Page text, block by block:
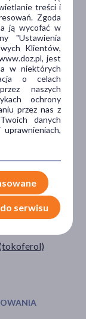
...
treści i
Zgoda
ją wycofać w
"Ustawienia
Klientów,
jest
w niektórych
o celach
naszych
ochrony
przez nas z
danych
serwisu